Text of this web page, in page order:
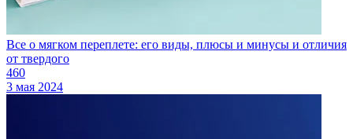
Все о мягком переплете: его виды, плюсы и минусы и отличия
от твердого
460
3 мая 2024